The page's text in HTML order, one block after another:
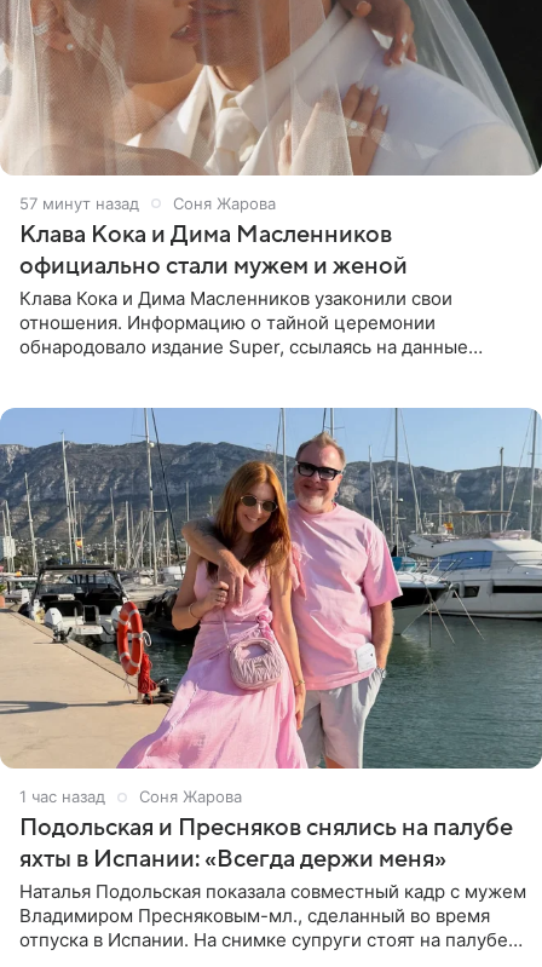
57 минут назад Соня Жарова
Клава Кока и Дима Масленников
официально стали мужем и женой
Клава Кока и Дима Масленников узаконили свои
отношения. Информацию о тайной церемонии
обнародовало издание Super, ссылаясь на данные
1 час назад Соня Жарова
Подольская и Пресняков снялись на палубе
яхты в Испании: «Всегда держи меня»
Наталья Подольская показала совместный кадр с мужем
Владимиром Пресняковым-мл., сделанный во время
отпуска в Испании. На снимке супруги стоят на палубе